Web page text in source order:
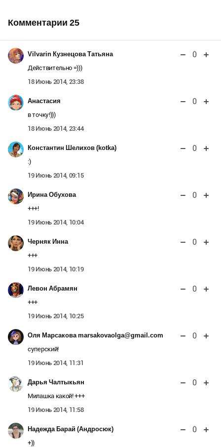
Комментарии 25
Vilvarin Кузнецова Татьяна 0
Действительно =)))
18 Июнь 2014, 23:38
Анастасия 0
в точку!)))
18 Июнь 2014, 23:44
Константин Шелихов (kotka) 0
:)
19 Июнь 2014, 09:15
Ирина Обухова 0
+++!
19 Июнь 2014, 10:04
Черняк Инна 0
+++
19 Июнь 2014, 10:19
Левон Абрамян 0
+++
19 Июнь 2014, 10:25
Оля Марсакова marsakovaolga@gmail.com 0
суперский!
19 Июнь 2014, 11:31
Дарья Чалтыкьян 0
Милашка какой! +++
19 Июнь 2014, 11:58
Надежда Барай (Андросюк) 0
+))